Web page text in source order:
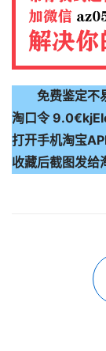
免费鉴定不
淘口令
打开手机淘宝
收藏后截图发给